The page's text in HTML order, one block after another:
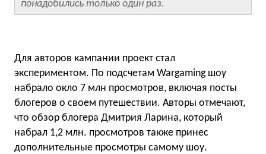
понадобились только один раз.
Для авторов кампании проект стал
экспериментом. По подсчетам Wargaming шоу
набрало окло 7 млн просмотров, включая посты
блогеров о своем путешествии. Авторы отмечают,
что обзор блогера Дмитрия Ларина, который
набрал 1,2 млн. просмотров также принес
дополнительные просмотры самому шоу.